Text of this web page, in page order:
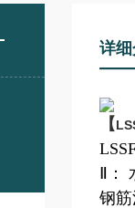
详
【
Ⅱ
钢